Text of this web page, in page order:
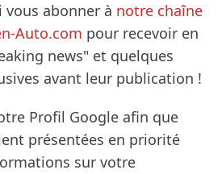
vous abonner à notre chaîne
Auto.com pour recevoir en
news" et quelques
avant leur publication !
Profil Google afin que
présentées en priorité
sur votre